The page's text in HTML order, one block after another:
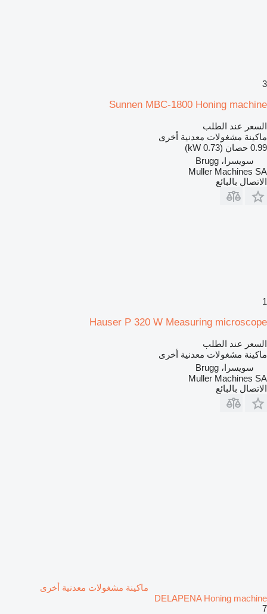
3
Sunnen MBC-1800 Honing machine
السعر عند الطلب
ماكينة مشغولات معدنية أخرى
0.99 حصان (0.73 kW)
سويسرا، Brugg
Muller Machines SA
الاتصال بالبائع
1
Hauser P 320 W Measuring microscope
السعر عند الطلب
ماكينة مشغولات معدنية أخرى
سويسرا، Brugg
Muller Machines SA
الاتصال بالبائع
ماكينة مشغولات معدنية أخرى
DELAPENA Honing machine
7